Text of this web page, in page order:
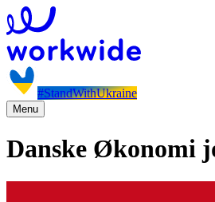
#StandWithUkraine
Menu
Danske Økonomi